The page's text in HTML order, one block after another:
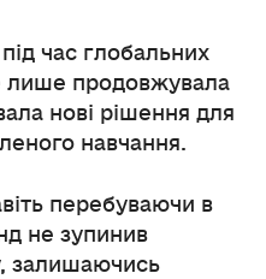
під час глобальних
лише продовжувала
нові рішення для
навчання.
перебуваючи в
не зупинив
залишаючись